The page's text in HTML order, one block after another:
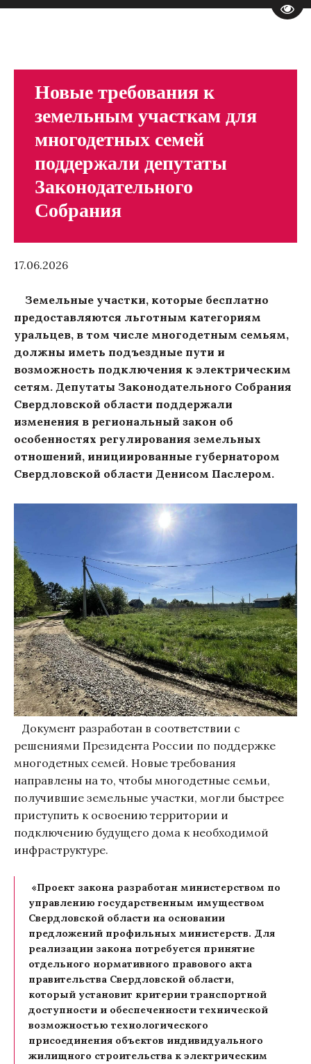
Новые требования к
земельным участкам для
многодетных семей
поддержали депутаты
Законодательного
Собрания
17.06.2026
Земельные участки, которые бесплатно
предоставляются льготным категориям
уральцев, в том числе многодетным семьям,
должны иметь подъездные пути и
возможность подключения к электрическим
сетям. Депутаты Законодательного Собрания
Свердловской области поддержали
изменения в региональный закон об
особенностях регулирования земельных
отношений, инициированные губернатором
Свердловской области Денисом Паслером.
Документ разработан в соответствии с
решениями Президента России по поддержке
многодетных семей. Новые требования
направлены на то, чтобы многодетные семьи,
получившие земельные участки, могли быстрее
приступить к освоению территории и
подключению будущего дома к необходимой
инфраструктуре.
«Проект закона разработан министерством по
управлению государственным имуществом
Свердловской области на основании
предложений профильных министерств. Для
реализации закона потребуется принятие
отдельного нормативного правового акта
правительства Свердловской области,
который установит критерии транспортной
доступности и обеспеченности технической
возможностью технологического
присоединения объектов индивидуального
жилищного строительства к электрическим